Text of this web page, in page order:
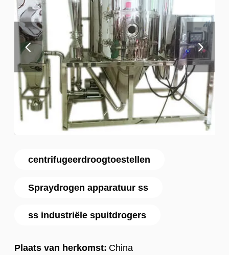
centrifugeerdroogtoestellen
Spraydrogen apparatuur ss
ss industriële spuitdrogers
Plaats van herkomst: China